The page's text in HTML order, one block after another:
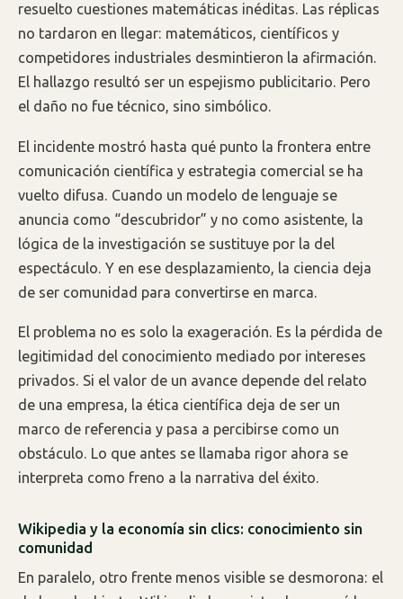
resuelto cuestiones matemáticas inéditas. Las réplicas
no tardaron en llegar: matemáticos, científicos y
competidores industriales desmintieron la afirmación.
El hallazgo resultó ser un espejismo publicitario. Pero
el daño no fue técnico, sino simbólico.
El incidente mostró hasta qué punto la frontera entre
comunicación científica y estrategia comercial se ha
vuelto difusa. Cuando un modelo de lenguaje se
anuncia como “descubridor” y no como asistente, la
lógica de la investigación se sustituye por la del
espectáculo. Y en ese desplazamiento, la ciencia deja
de ser comunidad para convertirse en marca.
El problema no es solo la exageración. Es la pérdida de
legitimidad del conocimiento mediado por intereses
privados. Si el valor de un avance depende del relato
de una empresa, la ética científica deja de ser un
marco de referencia y pasa a percibirse como un
obstáculo. Lo que antes se llamaba rigor ahora se
interpreta como freno a la narrativa del éxito.
Wikipedia y la economía sin clics: conocimiento sin
comunidad
En paralelo, otro frente menos visible se desmorona: el